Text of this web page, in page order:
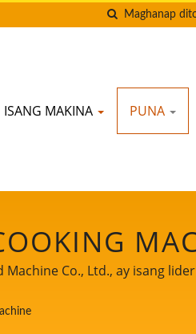
ISANG MAKINA PUNA
| YUNG
Co., Ltd., ay isang
teknolohiya at
makapangyarihang kasosyo